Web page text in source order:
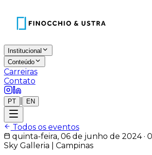
Institucional
Conteúdo
Carreiras
Contato
PT EN
Todos os eventos
quinta-feira, 06 de junho de 2024 ·
Sky Galleria | Campinas